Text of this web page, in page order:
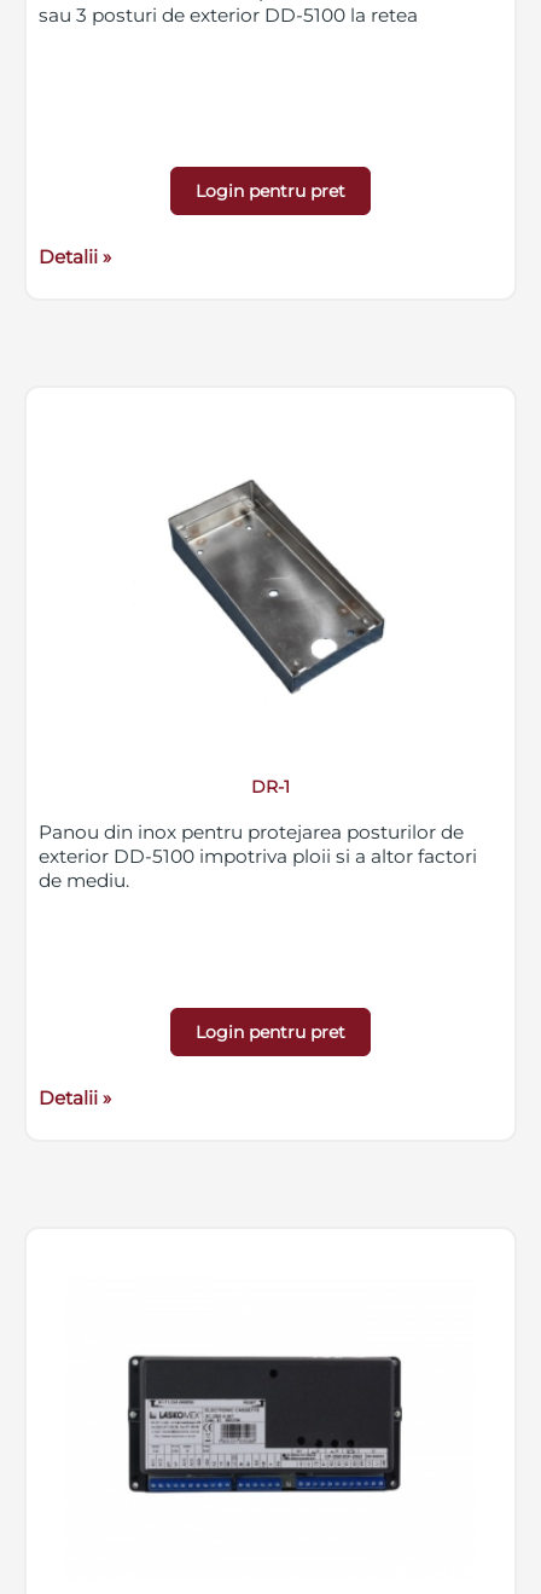
sau 3 posturi de exterior DD-5100 la retea
Login pentru pret
Detalii »
DR-1
Panou din inox pentru protejarea posturilor de
exterior DD-5100 impotriva ploii si a altor factori
de mediu.
Login pentru pret
Detalii »